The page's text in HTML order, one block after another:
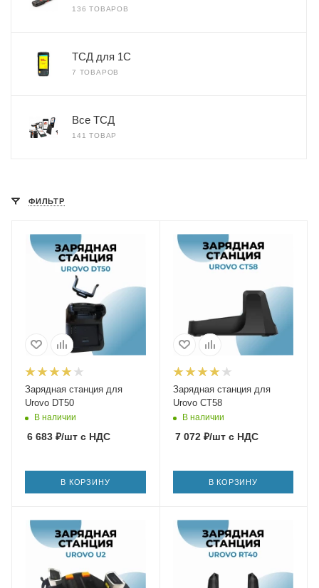
136 ТОВАРОВ
ТСД для 1С
7 ТОВАРОВ
Все ТСД
141 ТОВАР
ФИЛЬТР
Зарядная станция для
Urovo DT50
В наличии
6 683 ₽/шт с НДС
В КОРЗИНУ
Зарядная станция для
Urovo CT58
В наличии
7 072₽/штс НДС
В КОРЗИНУ